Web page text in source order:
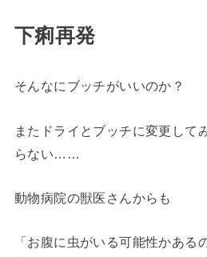
下痢再発
そんなにブッチがいいのか？
またドライとブッチに変更して
らない……
動物病院の獣医さんからも
「お腹に虫がいる可能性かある